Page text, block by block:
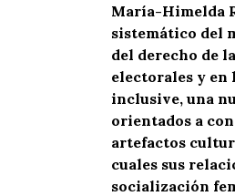
María-Himelda
sistemático del
del derecho de
electorales y en
inclusive, una
orientados a
artefactos
cuales sus
socialización